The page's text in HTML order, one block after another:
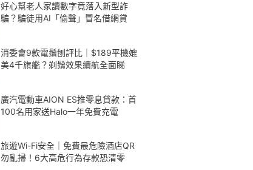
好心幫老人家讀數字竟落入新型詐
騙？騙徒用AI「偷聲」冒名借網貸
消委會9款電鬚刨評比｜$189平機媲
美4千旗艦？剃鬚效果續航全面睇
廣汽電動車AION ES推零息貸款：首
100名用家送Halo一年免費充電
旅遊Wi-Fi安全｜免費最危險酒店QR
勿亂掃！6大高危行為存款恐清零